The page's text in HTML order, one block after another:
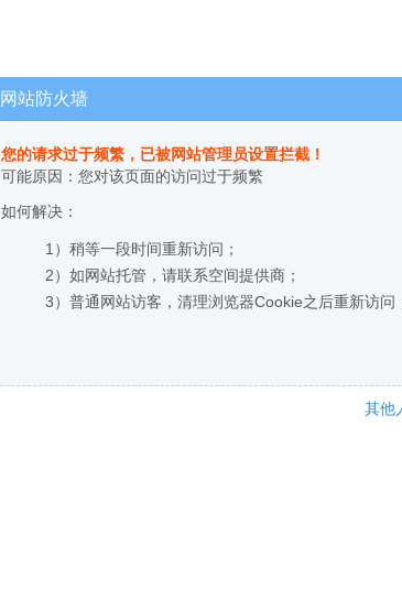
网站防火墙
您的请求过于频繁，已被网站管理员设置拦截！
可能原因：您对该页面的访问过于频繁
如何解决：
1）稍等一段时间重新访问；
2）如网站托管，请联系空间提供商；
3）普通网站访客，清理浏览器Cookie之后重新访问
其他